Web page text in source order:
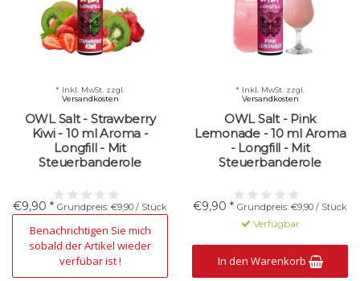
OWL Salt - Strawberry
Kiwi - 10 ml Aroma -
Longfill - Mit
Steuerbanderole
€9,90 * Grundpreis: €9,90 / Stück
* Inkl. MwSt. zzgl.
Versandkosten
Nicht verfügbar
Benachrichtigen Sie mich
sobald der Artikel wieder
verfübar ist !
OWL Salt - Pink
Lemonade - 10 ml Aroma
- Longfill - Mit
Steuerbanderole
€9,90 * Grundpreis: €9,90 / Stück
* Inkl. MwSt. zzgl.
Versandkosten
Verfügbar
In den Warenkorb